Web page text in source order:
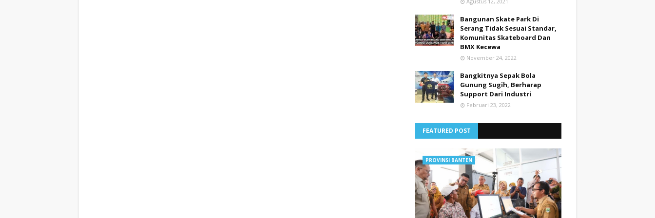
Bangunan Skate Park Di
Serang Tidak Sesuai Standar,
Komunitas Skateboard Dan
BMX Kecewa
November 24, 2022
Bangkitnya Sepak Bola
Gunung Sugih, Berharap
Support Dari Industri
Februari 23, 2022
FEATURED POST
PROVINSI BANTEN